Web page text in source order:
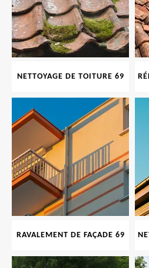
NETTOYAGE DE TOITURE 69
RAVALEMENT DE FAÇADE 69